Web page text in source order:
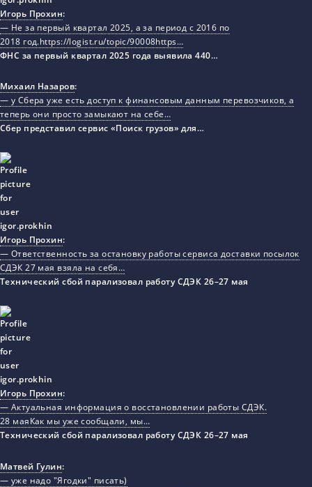
Игорь Прохин:
— Не за первый квартал 2025, а за период с 2016 по
2018 год.https://logist.ru/topic/90008https…
ФНС за первый квартал 2025 года выявила 440…
Михаил Назаров:
— у Сбера уже есть доступ к финансовым данным перевозчиков, а
теперь они просто замыкают на себе…
Сбер представил сервис «Поиск грузов» для…
Игорь Прохин:
— Ответственность за остановку работы сервиса доставки посылок
СДЭК 27 мая взяла на себя…
Технический сбой парализовал работу СДЭК 26–27 мая
Игорь Прохин:
— Актуальная информация о восстановлении работы СДЭК.
28 маяКак мы уже сообщали, мы…
Технический сбой парализовал работу СДЭК 26–27 мая
Матвей Гулин:
— уже надо "Ягодки" писать)